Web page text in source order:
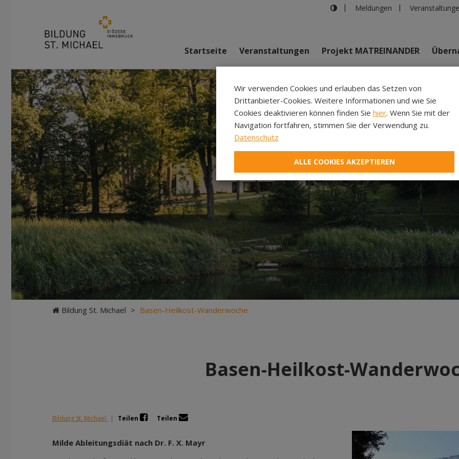
Meldungen
Startseite Veranstaltungen Projekt MATREINANDER
Bildung St. Michael > Basen-Heilkost-Wanderwoche
Basen-Heilkost-
Bildung St. Michael | Teilen Teilen
Milde Ableitungsdiät nach Dr. F. X. Mayr
Wir verwenden Cookies und erlauben das Setzen von
Drittanbieter-Cookies. Weitere Informationen und wie Sie
Cookies deaktivieren können finden Sie hier. Wenn Sie mit der
Navigation fortfahren, stimmen Sie der Verwendung zu.
Datenschutz
ALLE COOKIES AKZEPTIEREN